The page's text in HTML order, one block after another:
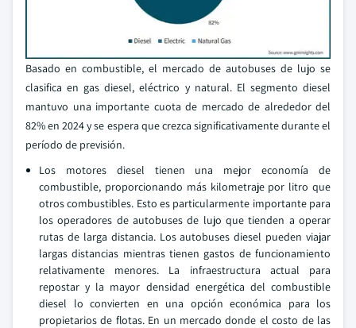
Basado en combustible, el mercado de autobuses de lujo se
clasifica en gas diesel, eléctrico y natural. El segmento diesel
mantuvo una importante cuota de mercado de alrededor del
82% en 2024 y se espera que crezca significativamente durante el
período de previsión.
Los motores diesel tienen una mejor economía de
combustible, proporcionando más kilometraje por litro que
otros combustibles. Esto es particularmente importante para
los operadores de autobuses de lujo que tienden a operar
rutas de larga distancia. Los autobuses diesel pueden viajar
largas distancias mientras tienen gastos de funcionamiento
relativamente menores. La infraestructura actual para
repostar y la mayor densidad energética del combustible
diesel lo convierten en una opción económica para los
propietarios de flotas. En un mercado donde el costo de las